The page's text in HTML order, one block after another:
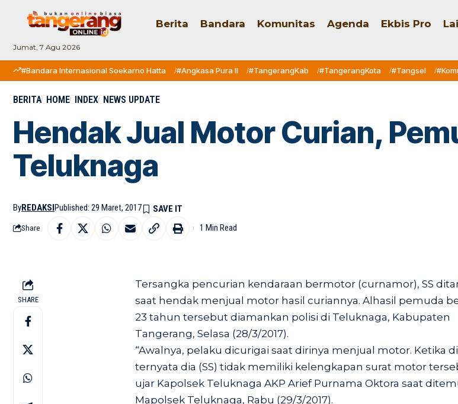
Jumat, 7 Agu 2026
Berita Bandara Komunitas Agenda Ekbis Pro
#Bandara Internasional Soekarno Hatta #Angkasa Pura II #TangerangKab #TangerangKota #Tangsel
BERITA HOME INDEX NEWS UPDATE
Hendak Jual Motor Curian,
Teluknaga
ByREDAKSIPublished: 29 Maret, 2017
Share 1 Min Read
SHARE
Tersangka pencurian kendaraan bermotor (curnamor), SS
saat hendak menjual motor hasil curiannya. Alhasil pemuda
23 tahun tersebut diamankan polisi di Teluknaga, Kabupaten
Tangerang, Selasa (28/3/2017).
“Awalnya, pelaku dicurigai saat dirinya menjual motor. Ketika
ternyata dia (SS) tidak memiliki kelengkapan surat motor
ujar Kapolsek Teluknaga AKP Arief Purnama Oktora saat
Mapolsek Teluknaga, Rabu (29/3/2017).